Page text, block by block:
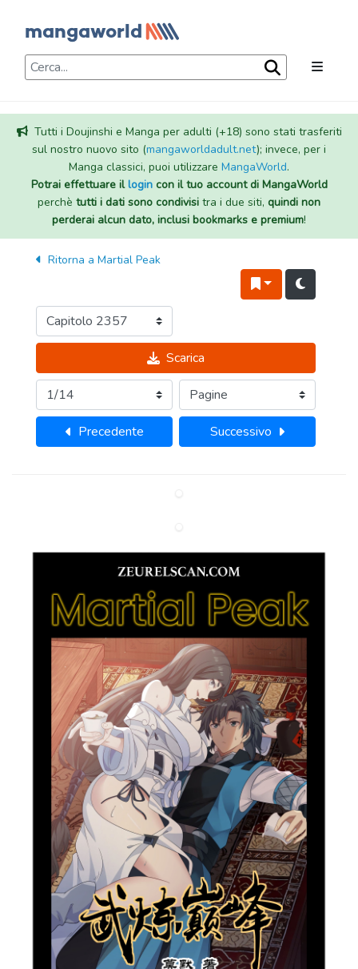
Tutti i Doujinshi e Manga per adulti (+18) sono stati trasferiti
sul nostro nuovo sito (mangaworldadult.net); invece, per i
Manga classici, puoi utilizzare MangaWorld.
Potrai effettuare illogincon il tuo account di MangaWorld
perchè tutti i dati sono condivisi tra i due siti, quindi non
perderai alcun dato, inclusi bookmarks e premium!
Ritorna a Martial Peak
Scarica
Precedente Successivo